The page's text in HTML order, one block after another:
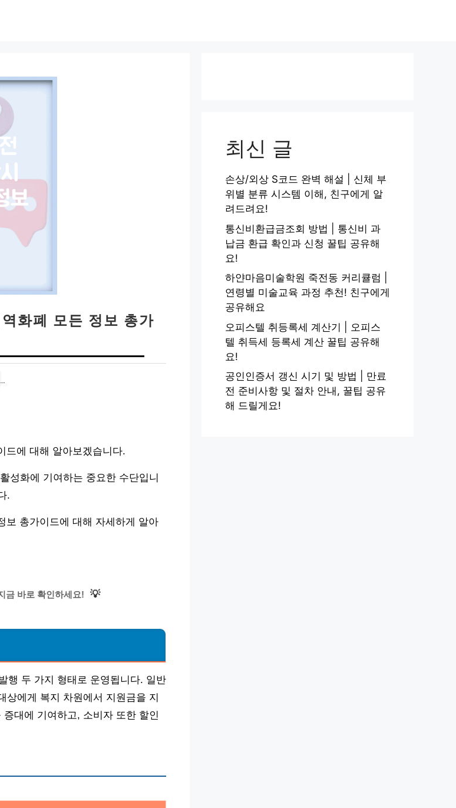
화폐 모든 정보 총가
드에 대해 알아보겠습니다.
성화에 기여하는 중요한 수단입니
.
보 총가이드에 대해 자세하게 알아
금 바로 확인하세요! 💡
행 두 가지 형태로 운영됩니다. 일반
에게 복지 차원에서 지원금을 지
대에 기여하고, 소비자 또한 할인
최신 글
손상/외상 S코드 완벽 해설 | 신체 부
위별 분류 시스템 이해, 친구에게 알
려드려요!
통신비환급금조회 방법 | 통신비 과
납금 환급 확인과 신청 꿀팁 공유해
요!
하얀마음미술학원 죽전동 커리큘럼 |
연령별 미술교육 과정 추천! 친구에게
공유해요
오피스텔 취등록세 계산기 | 오피스
텔 취득세 등록세 계산 꿀팁 공유해
요!
공인인증서 갱신 시기 및 방법 | 만료
전 준비사항 및 절차 안내, 꿀팁 공유
해 드릴게요!